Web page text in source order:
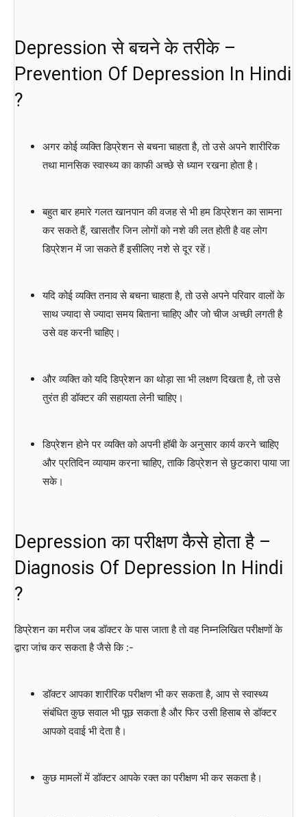
Depression से बचने के तरीके –
Prevention Of Depression In Hindi
?
अगर कोई व्यक्ति डिप्रेशन से बचना चाहता है, तो उसे अपने शारीरिक
तथा मानसिक स्वास्थ्य का काफी अच्छे से ध्यान रखना होता है।
बहुत बार हमारे गलत खानपान की वजह से भी हम डिप्रेशन का सामना
कर सकते हैं, खासतौर जिन लोगों को नशे की लत होती है वह लोग
डिप्रेशन में जा सकते हैं इसीलिए नशे से दूर रहें।
यदि कोई व्यक्ति तनाव से बचना चाहता है, तो उसे अपने परिवार वालों के
साथ ज्यादा से ज्यादा समय बिताना चाहिए और जो चीज अच्छी लगती है
उसे वह करनी चाहिए।
और व्यक्ति को यदि डिप्रेशन का थोड़ा सा भी लक्षण दिखता है, तो उसे
तुरंत ही डॉक्टर की सहायता लेनी चाहिए।
डिप्रेशन होने पर व्यक्ति को अपनी हॉबी के अनुसार कार्य करने चाहिए
और प्रतिदिन व्यायाम करना चाहिए, ताकि डिप्रेशन से छुटकारा पाया जा
सके।
Depression का परीक्षण कैसे होता है –
Diagnosis Of Depression In Hindi
?
डिप्रेशन का मरीज जब डॉक्टर के पास जाता है तो वह निम्नलिखित परीक्षणों के
द्वारा जांच कर सकता है जैसे कि :-
डॉक्टर आपका शारीरिक परीक्षण भी कर सकता है, आप से स्वास्थ्य
संबंधित कुछ सवाल भी पूछ सकता है और फिर उसी हिसाब से डॉक्टर
आपको दवाई भी देता है।
कुछ मामलों में डॉक्टर आपके रक्त का परीक्षण भी कर सकता है।